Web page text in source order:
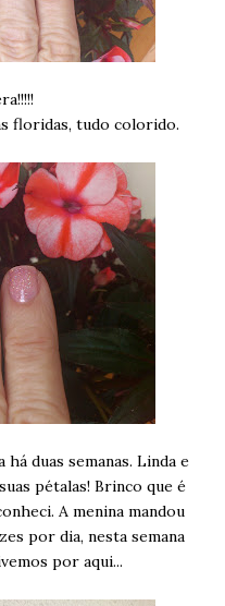
floridas, tudo colorido.
duas semanas. Linda e
pétalas! Brinco que é
A menina mandou
por dia, nesta semana
por aqui...